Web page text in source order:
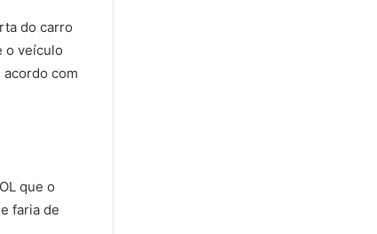
do carro
o veículo
com
que o
faria de